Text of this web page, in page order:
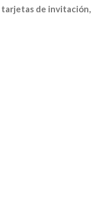
tarjetas de invitación,